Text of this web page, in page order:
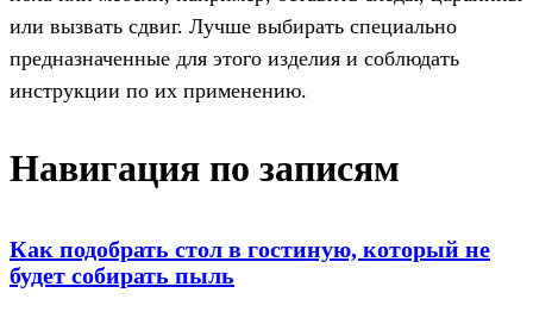
или вызвать сдвиг. Лучше выбирать специально
предназначенные для этого изделия и соблюдать
инструкции по их применению.
Навигация по записям
Как подобрать стол в гостиную, который не
будет собирать пыль